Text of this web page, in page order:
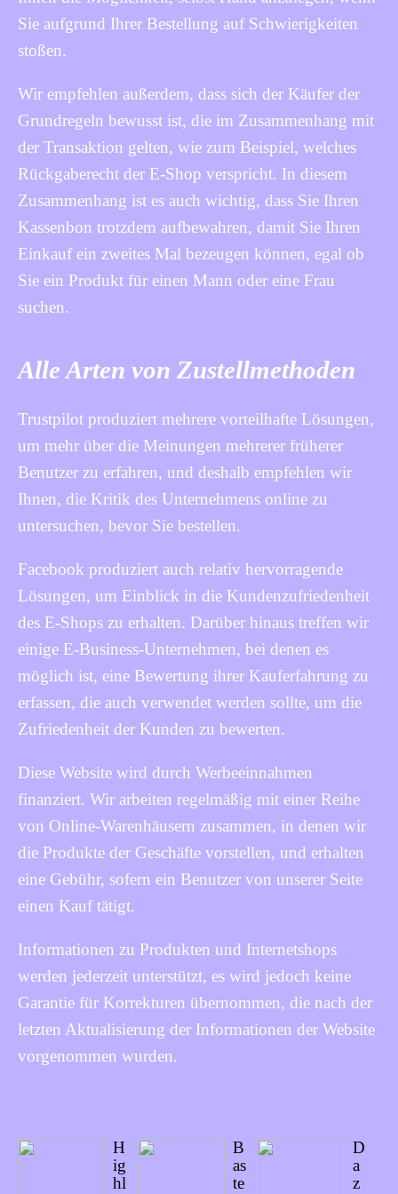
Sie aufgrund Ihrer Bestellung auf Schwierigkeiten
stoßen.
Wir empfehlen außerdem, dass sich der Käufer der
Grundregeln bewusst ist, die im Zusammenhang mit
der Transaktion gelten, wie zum Beispiel, welches
Rückgaberecht der E-Shop verspricht. In diesem
Zusammenhang ist es auch wichtig, dass Sie Ihren
Kassenbon trotzdem aufbewahren, damit Sie Ihren
Einkauf ein zweites Mal bezeugen können, egal ob
Sie ein Produkt für einen Mann oder eine Frau
suchen.
Alle Arten von Zustellmethoden
Trustpilot produziert mehrere vorteilhafte Lösungen,
um mehr über die Meinungen mehrerer früherer
Benutzer zu erfahren, und deshalb empfehlen wir
Ihnen, die Kritik des Unternehmens online zu
untersuchen, bevor Sie bestellen.
Facebook produziert auch relativ hervorragende
Lösungen, um Einblick in die Kundenzufriedenheit
des E-Shops zu erhalten. Darüber hinaus treffen wir
einige E-Business-Unternehmen, bei denen es
möglich ist, eine Bewertung ihrer Kauferfahrung zu
erfassen, die auch verwendet werden sollte, um die
Zufriedenheit der Kunden zu bewerten.
Diese Website wird durch Werbeeinnahmen
finanziert. Wir arbeiten regelmäßig mit einer Reihe
von Online-Warenhäusern zusammen, in denen wir
die Produkte der Geschäfte vorstellen, und erhalten
eine Gebühr, sofern ein Benutzer von unserer Seite
einen Kauf tätigt.
Informationen zu Produkten und Internetshops
werden jederzeit unterstützt, es wird jedoch keine
Garantie für Korrekturen übernommen, die nach der
letzten Aktualisierung der Informationen der Website
vorgenommen wurden.
H
ig
hl
B
as
te
D
a
z